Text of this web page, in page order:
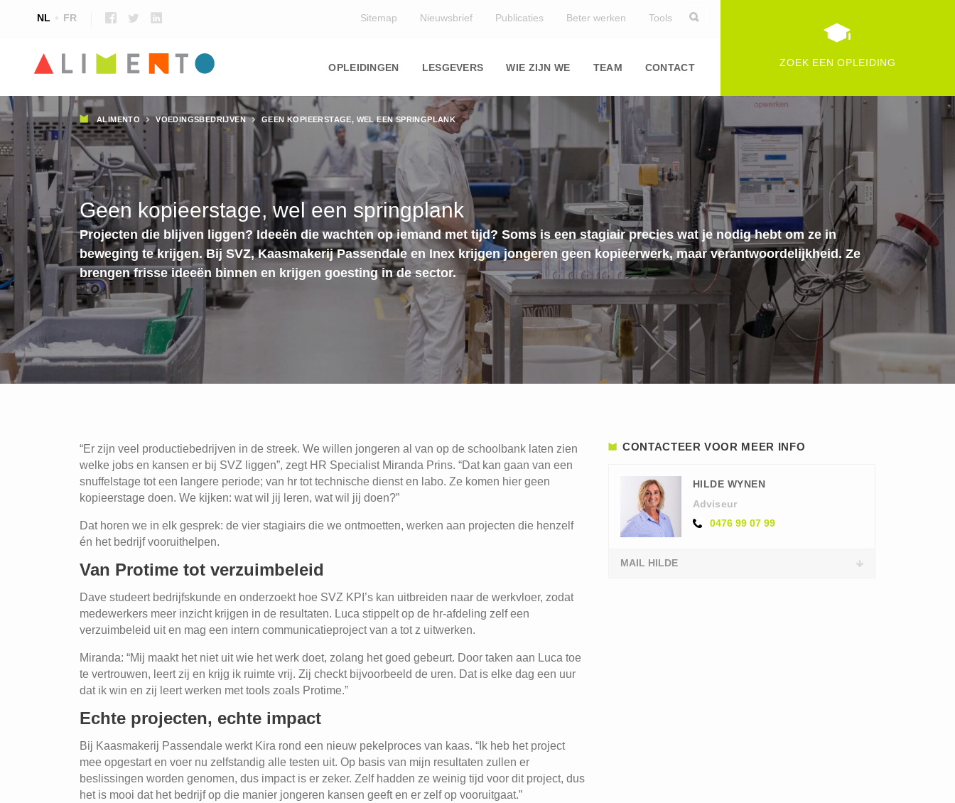
NL FR Sitemap Nieuwsbrief Publicaties Beter werken Tools
navigation
OPLEIDINGEN LESGEVERS WIE ZIJN WE TEAM CONTACT ZOEK EEN OPLEIDING
Kruimelpad
ALIMENTO VOEDINGSBEDRIJVEN GEEN KOPIEERSTAGE, WEL EEN SPRINGPLANK
Geen kopieerstage, wel een springplank
Projecten die blijven liggen? Ideeën die wachten op iemand met tijd? Soms is een stagiair precies wat je nodig hebt om ze in
beweging te krijgen. Bij SVZ, Kaasmakerij Passendale en Inex krijgen jongeren geen kopieerwerk, maar verantwoordelijkheid. Ze
brengen frisse ideeën binnen en krijgen goesting in de sector.
“Er zijn veel productiebedrijven in de streek. We willen jongeren al van op de schoolbank laten zien
welke jobs en kansen er bij SVZ liggen”, zegt HR Specialist Miranda Prins. “Dat kan gaan van een
snuffelstage tot een langere periode; van hr tot technische dienst en labo. Ze komen hier geen
kopieerstage doen. We kijken: wat wil jij leren, wat wil jij doen?”
Dat horen we in elk gesprek: de vier stagiairs die we ontmoetten, werken aan projecten die henzelf
én het bedrijf vooruithelpen.
Van Protime tot verzuimbeleid
Dave studeert bedrijfskunde en onderzoekt hoe SVZ KPI’s kan uitbreiden naar de werkvloer, zodat
medewerkers meer inzicht krijgen in de resultaten. Luca stippelt op de hr-afdeling zelf een
verzuimbeleid uit en mag een intern communicatieproject van a tot z uitwerken.
Miranda: “Mij maakt het niet uit wie het werk doet, zolang het goed gebeurt. Door taken aan Luca toe
te vertrouwen, leert zij en krijg ik ruimte vrij. Zij checkt bijvoorbeeld de uren. Dat is elke dag een uur
dat ik win en zij leert werken met tools zoals Protime.”
Echte projecten, echte impact
Bij Kaasmakerij Passendale werkt Kira rond een nieuw pekelproces van kaas. “Ik heb het project
mee opgestart en voer nu zelfstandig alle testen uit. Op basis van mijn resultaten zullen er
beslissingen worden genomen, dus impact is er zeker. Zelf hadden ze weinig tijd voor dit project, dus
het is mooi dat het bedrijf op die manier jongeren kansen geeft en er zelf op vooruitgaat.”
CONTACTEER VOOR MEER INFO
HILDE WYNEN
Adviseur
0476 99 07 99
MAIL HILDE